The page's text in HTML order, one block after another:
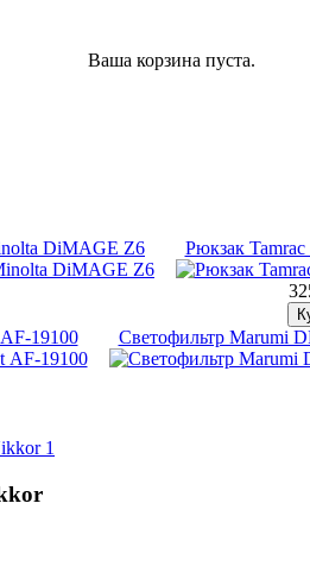
Ваша корзина пуста.
DiMAGE Z6 Рюкзак
19100 Светофильтр Marumi
1